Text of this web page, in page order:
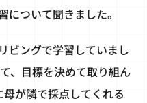
について聞きました。
ビングで学習していまし
、目標を決めて取り組ん
が隣で採点してくれる